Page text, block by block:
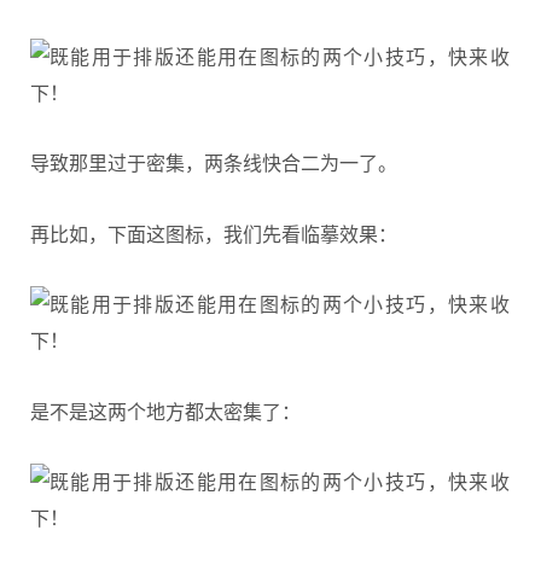
导致那里过于密集，两条线快合二为一了。
再比如，下面这图标，我们先看临摹效果：
是不是这两个地方都太密集了：